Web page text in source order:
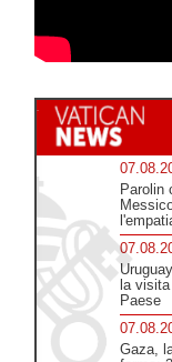
Parolin
la
Paese
Gaza,